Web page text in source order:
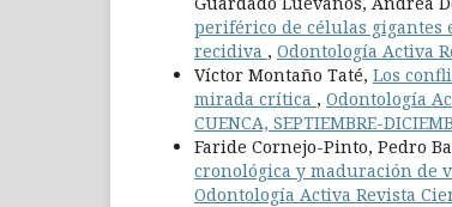
periférico de células gigantes
recidiva , Odontología Activa
Víctor Montaño Taté, Los
mirada crítica , Odontología
CUENCA, SEPTIEMBRE-
Faride Cornejo-Pinto, Pedro
cronológica y maduración de
Odontología Activa Revista